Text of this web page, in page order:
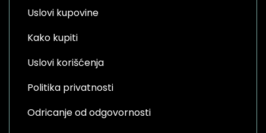
Uslovi kupovine
Kako kupiti
Uslovi korišćenja
Politika privatnosti
Odricanje od odgovornosti